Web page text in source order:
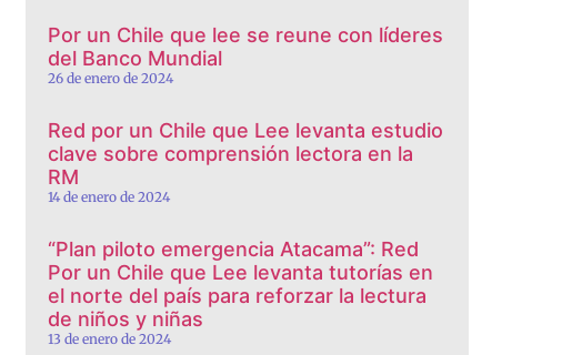
Por un Chile que lee se reune con líderes
del Banco Mundial
26 de enero de 2024
Red por un Chile que Lee levanta estudio
clave sobre comprensión lectora en la
RM
14 de enero de 2024
“Plan piloto emergencia Atacama”: Red
Por un Chile que Lee levanta tutorías en
el norte del país para reforzar la lectura
de niños y niñas
13 de enero de 2024